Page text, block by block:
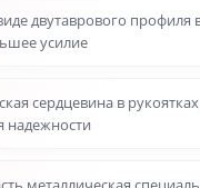
двутаврового профиля
усилие
сердцевина в
надежности